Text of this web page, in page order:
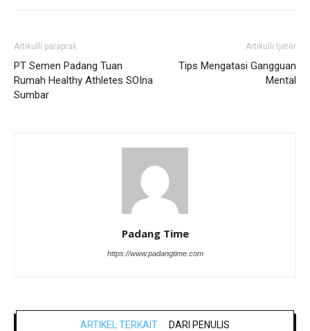
Artikulli paraprak
PT Semen Padang Tuan
Rumah Healthy Athletes SOIna
Sumbar
Artikulli tjetër
Tips Mengatasi Gangguan
Mental
Padang Time
https://www.padangtime.com
ARTIKEL TERKAIT DARI PENULIS